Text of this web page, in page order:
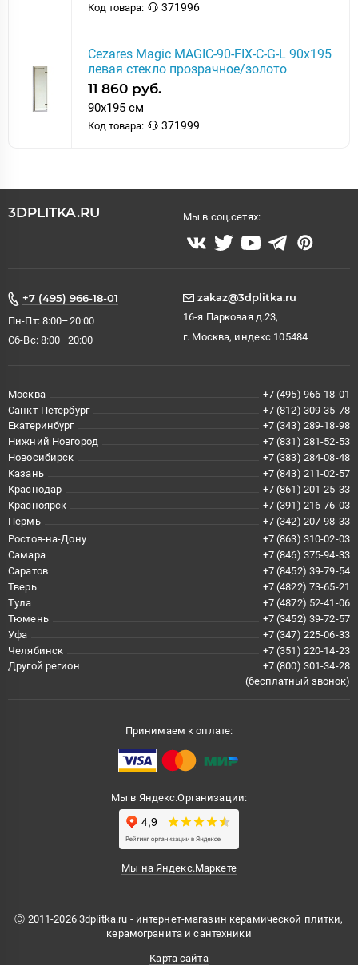
Код товара: 371996
Cezares Magic MAGIC-90-FIX-C-G-L 90x195
левая стекло прозрачное/золото
11 860 руб.
90x195 см
Код товара: 371999
3DPLITKA.RU Мы в соц.сетях:
+7 (495) 966-18-01
Пн-Пт: 8:00–20:00
Сб-Вс: 8:00–20:00
zakaz@3dplitka.ru
16-я Парковая д.23,
г. Москва, индекс 105484
Москва
+7 (495) 966-18-01
Санкт-Петербург
+7 (812) 309-35-78
Екатеринбург
+7 (343) 289-18-98
Нижний Новгород
+7 (831) 281-52-53
Новосибирск
+7 (383) 284-08-48
Казань
+7 (843) 211-02-57
Краснодар
+7 (861) 201-25-33
Красноярск
+7 (391) 216-76-03
Пермь
+7 (342) 207-98-33
Ростов-на-Дону
+7 (863) 310-02-03
Самара
+7 (846) 375-94-33
Саратов
+7 (8452) 39-79-54
Тверь
+7 (4822) 73-65-21
Тула
+7 (4872) 52-41-06
Тюмень
+7 (3452) 39-72-57
Уфа
+7 (347) 225-06-33
Челябинск
+7 (351) 220-14-23
Другой регион
+7 (800) 301-34-28
(бесплатный звонок)
Принимаем к оплате:
Мы в Яндекс.Организации:
Мы на Яндекс.Маркете
Ⓒ 2011-2026 3dplitka.ru - интернет-магазин керамической плитки,
керамогранита и сантехники
Карта сайта